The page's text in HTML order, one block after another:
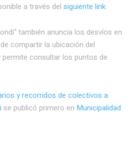
a través del siguiente link.
también anuncia los desvíos en
compartir la ubicación del
consultar los puntos de
y recorridos de colectivos a
se publicó primero en Municipalidad